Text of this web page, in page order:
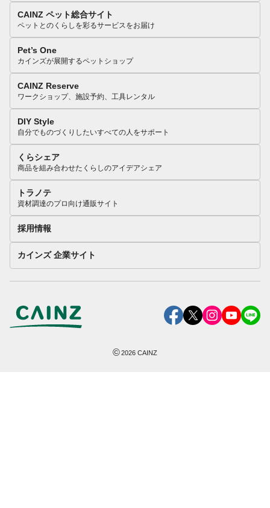
CAINZ ペット総合サイト
ペットとのくらしを彩るサービスをお届け
Pet’s One
カインズが展開するペットショップ
CAINZ Reserve
ワークショップ、施設予約、工具レンタル
DIY Style
自分でものづくりしたいすべての人をサポート
くらシェア
商品を組み合わせたくらしのアイデアシェア
トラノテ
資材調達のプロ向け通販サイト
採用情報
カインズ 企業サイト
©2026 CAINZ